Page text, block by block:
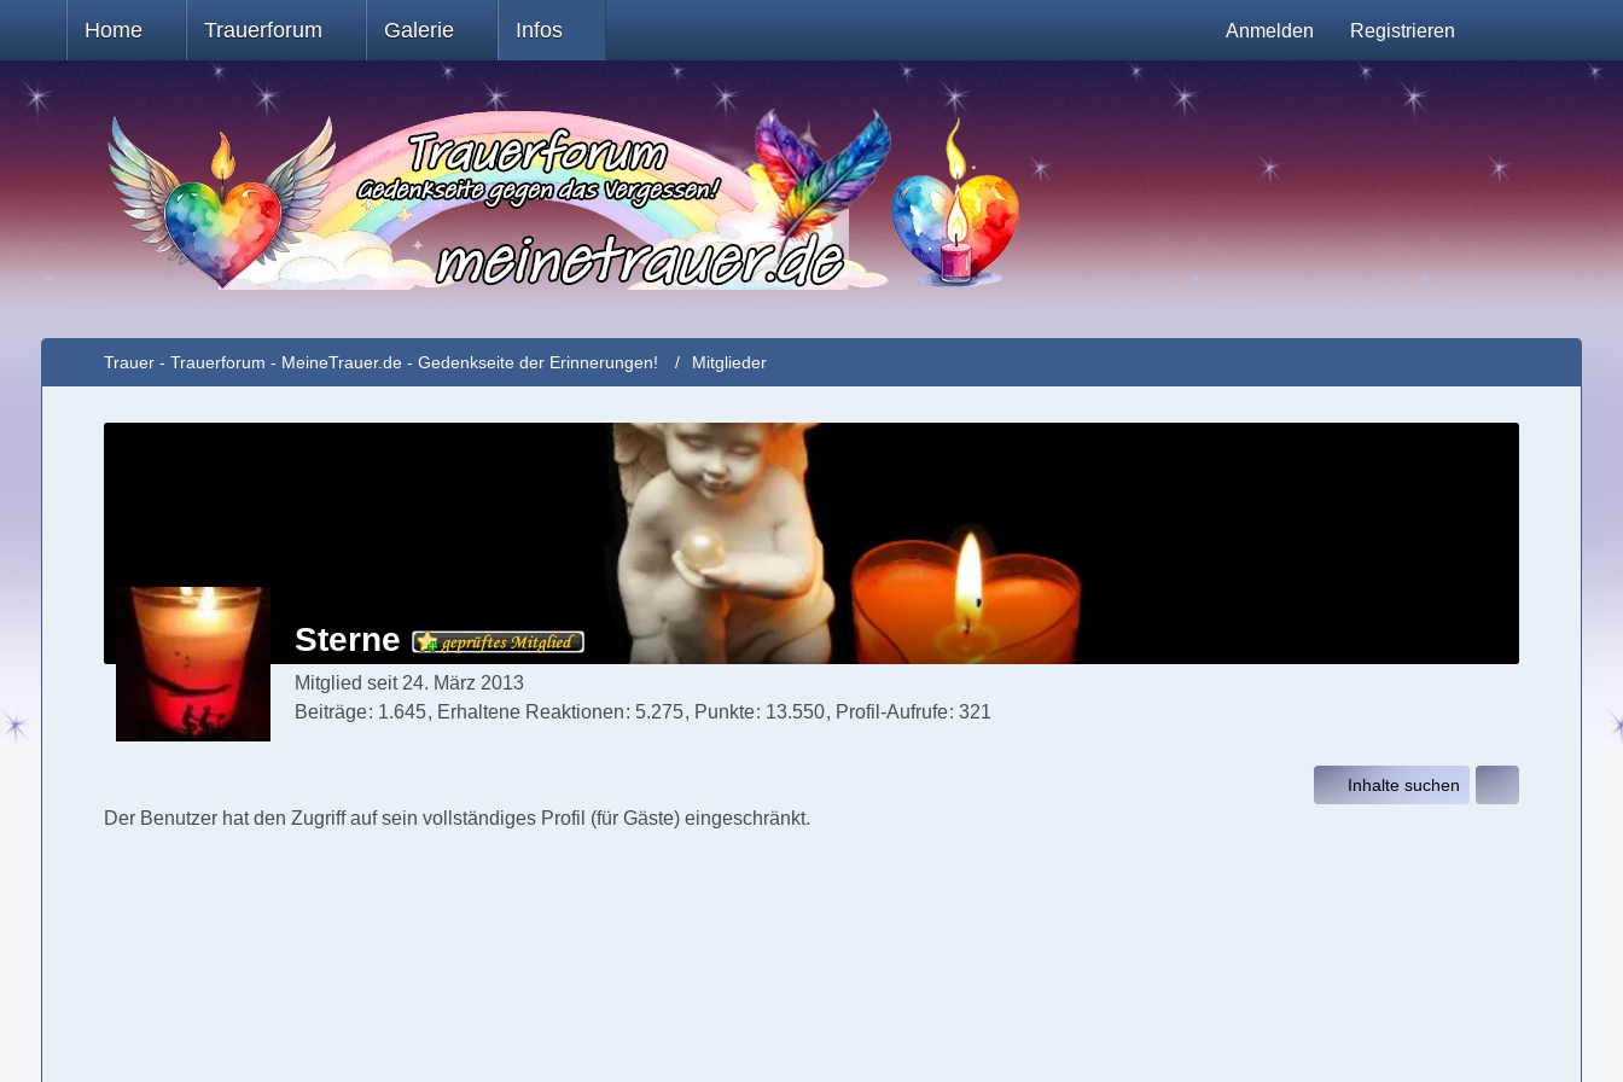
Home Trauerforum Galerie Infos Anmelden Registrieren
Trauer - Trauerforum - MeineTrauer.de - Gedenkseite der Erinnerungen! Mitglieder
Sterne
Mitglied seit 24. März 2013
Beiträge 1.645 Erhaltene Reaktionen 5.275 Punkte 13.550 Profil-Aufrufe 321
Inhalte suchen
Der Benutzer hat den Zugriff auf sein vollständiges Profil (für Gäste) eingeschränkt.